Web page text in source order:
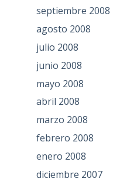
septiembre 2008
agosto 2008
julio 2008
junio 2008
mayo 2008
abril 2008
marzo 2008
febrero 2008
enero 2008
diciembre 2007